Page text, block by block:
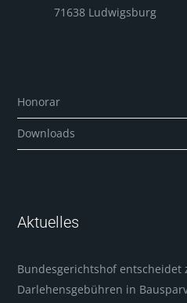
71638 Ludwigsburg
Honorar
Downloads
Aktuelles
Bundesgerichtshof
Darlehensgebühren in